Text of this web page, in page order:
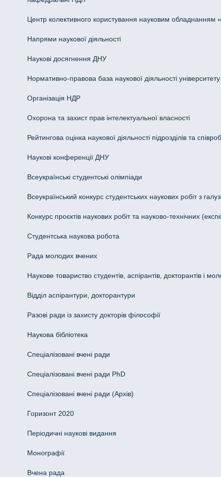
Центр колективного користування науковим обладнанням
Напрями наукової діяльності
Наукові досягнення ДНУ
Нормативно-правова база наукової діяльності університету
Організація НДР
Охорона та захист прав інтелектуальної власності
Рейтингова оцінка наукової діяльності підрозділів та
Наукові конференції ДНУ
Всеукраїнські студентські олімпіади
Всеукраїнський конкурс студентських наукових робіт з
Конкурс проєктів наукових робіт та науково-технічних
Студентська наукова робота
Рада молодих вчених
Наукове товариство студентів, аспірантів, докторантів і
Відділ аспірантури, докторантури
Разові ради із захисту докторів філософії
Наукова бібліотека
Спеціалізовані вчені ради
Спеціалізовані вчені ради PhD
Спеціалізовані вчені ради (Архів)
Горизонт 2020
Періодичні наукові видання
Монографії
Вчена рада